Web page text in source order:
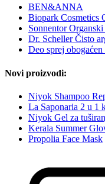
BEN&ANNA
Biopark Cosmetics
Sonnentor
Dr. Scheller Čisto
Deo sprej
Novi proizvodi:
Niyok Shampoo
La Saponaria 2 u 1
Niyok Gel za
Kerala Summer
Propolia Face Mask